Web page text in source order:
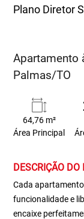
Plano Diretor
Apartamento
Palmas/TO
64,76 m²
Área Principal
DESCRIÇÃO DO
Cada
funcionalidade e
encaixe